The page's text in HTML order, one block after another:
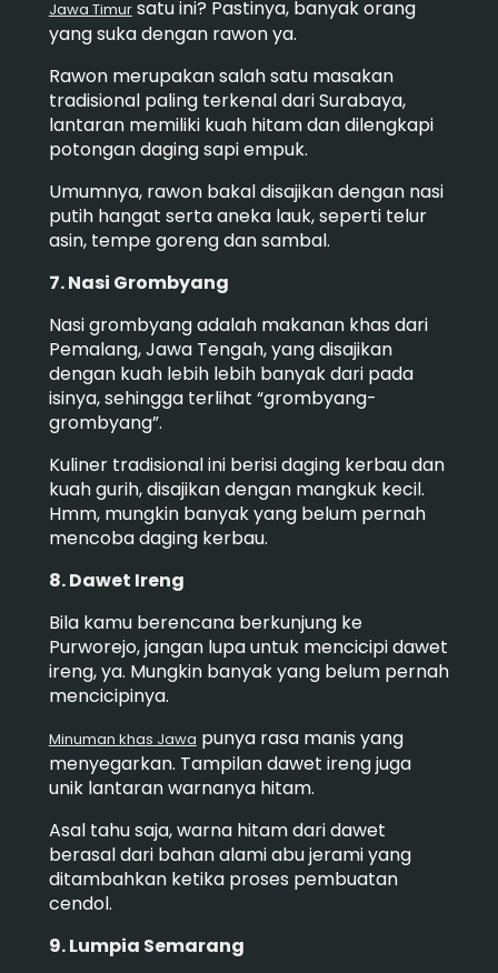
Jawa Timursatu ini? Pastinya, banyak orang
yang suka dengan rawon ya.
Rawon merupakan salah satu masakan
tradisional paling terkenal dari Surabaya,
lantaran memiliki kuah hitam dan dilengkapi
potongan daging sapi empuk.
Umumnya, rawon bakal disajikan dengan nasi
putih hangat serta aneka lauk, seperti telur
asin, tempe goreng dan sambal.
7. Nasi Grombyang
Nasi grombyang adalah makanan khas dari
Pemalang, Jawa Tengah, yang disajikan
dengan kuah lebih lebih banyak dari pada
isinya, sehingga terlihat “grombyang-
grombyang”.
Kuliner tradisional ini berisi daging kerbau dan
kuah gurih, disajikan dengan mangkuk kecil.
Hmm, mungkin banyak yang belum pernah
mencoba daging kerbau.
8. Dawet Ireng
Bila kamu berencana berkunjung ke
Purworejo, jangan lupa untuk mencicipi dawet
ireng, ya. Mungkin banyak yang belum pernah
mencicipinya.
Minuman khas Jawa punya rasa manis yang
menyegarkan. Tampilan dawet ireng juga
unik lantaran warnanya hitam.
Asal tahu saja, warna hitam dari dawet
berasal dari bahan alami abu jerami yang
ditambahkan ketika proses pembuatan
cendol.
9. Lumpia Semarang